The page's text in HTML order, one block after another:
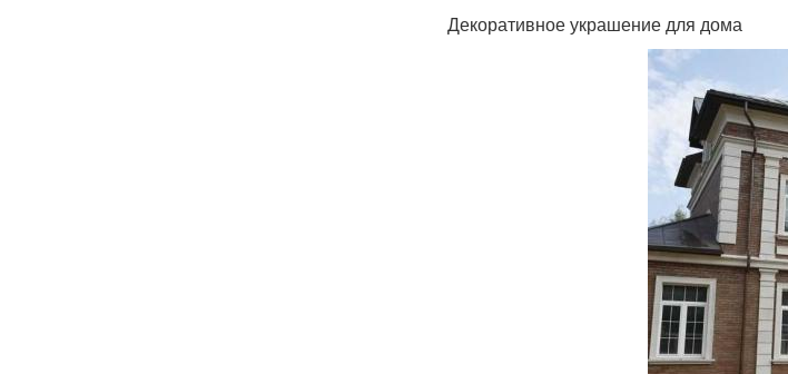
Декоративное украшение для дома